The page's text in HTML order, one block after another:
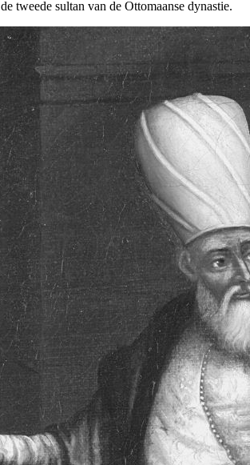
de tweede sultan van de Ottomaanse dynastie.